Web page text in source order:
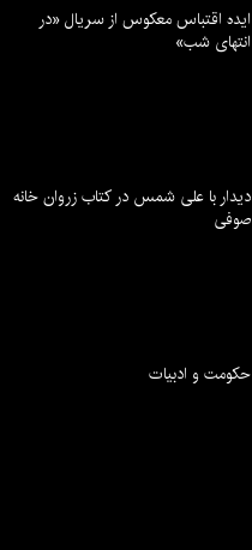
ایده اقتباس معکوس از سریال «در
انتهای شب»
دیدار با علی شمس در کتاب زروان خانه
صوفی
حکومت و ادبیات